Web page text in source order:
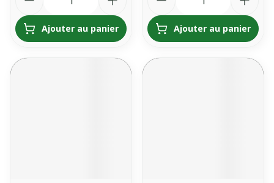
Ajouter au panier Ajouter au panier